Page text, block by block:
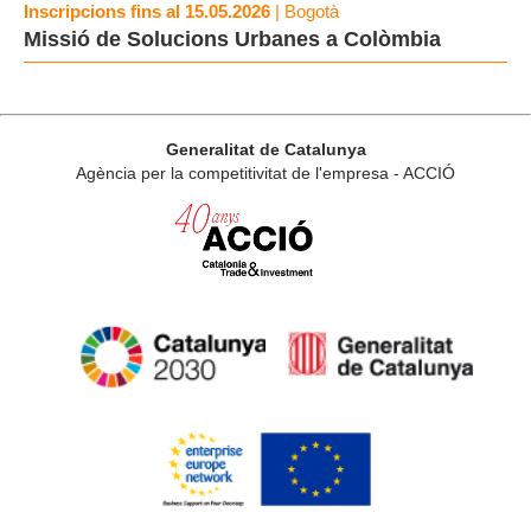
Inscripcions fins al 15.05.2026 | Bogotà
Missió de Solucions Urbanes a Colòmbia
Generalitat de Catalunya
Agència per la competitivitat de l'empresa - ACCIÓ